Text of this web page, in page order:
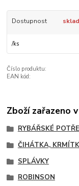
Dostupnost
/ks
Číslo produktu:
EAN kód:
Zboží zařazeno
RYBÁŘSKÉ
ČIHÁTKA,
SPLÁVKY
ROBINSON